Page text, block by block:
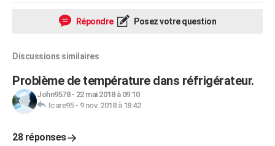
Répondre Posez votre question
Discussions similaires
Problème de température dans réfrigérateur.
John9578- 22 mai 2018 à 09:10
Icare95- 9 nov. 2018 à 18:42
28 réponses